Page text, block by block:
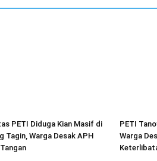
PETI Diduga Kian Masif di
Tagin, Warga Desak APH
PETI
Warga